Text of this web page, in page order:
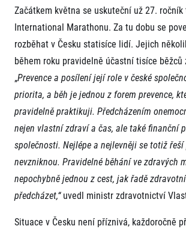
Mobilní aplikace RunCzech
Stáhněte si mobilní aplikaci RunCzech.
Historie
Dobrovolníci
Dárkové poukazy
Šablony k dárkovému poukazu ke stažení
Aktuality
Akreditace a vše k závodům
Tiskové zprávy
Poznámky pro editory
Magazíny
Kariéra
RunCzech Racing
Ekofilozofie
Running Mall
Vítejte v Running Mall
Kalendář
Individuální trénink
Skupinové tréninky
Masáže
Začátkem května se uskuteční už 27.
International Marathonu. Za tu dobu se
rozběhat v Česku statisíce lidí. Jejich
během roku pravidelně účastní tisíce běžců
„Prevence a posílení její role v české
priorita, a běh je jednou z forem prevence,
pravidelně praktikuji. Předcházením
nejen vlastní zdraví a čas, ale také finanční
společnosti. Nejlépe a nejlevněji se totiž
nevzniknou. Pravidelné běhání ve zdravých
nepochybně jednou z cest, jak řadě
předcházet,“uvedl ministr zdravotnictví
Situace v Česku není příznivá, každoročně